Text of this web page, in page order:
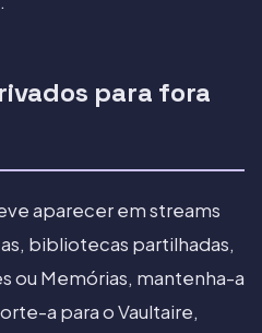
para fora
aparecer em streams
bibliotecas partilhadas,
ou Memórias, mantenha-a
a para o Vaultaire,